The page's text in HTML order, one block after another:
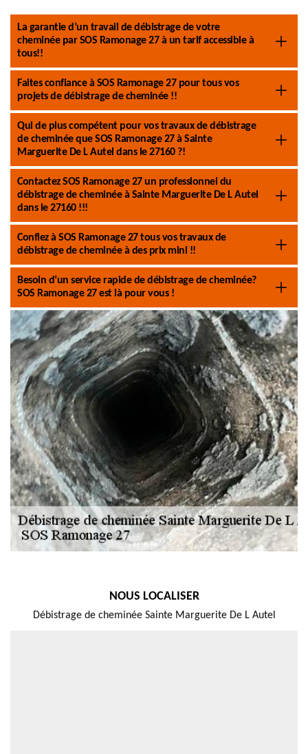
La garantie d’un travail de débistrage de votre
cheminée par SOS Ramonage 27 à un tarif accessible à
tous!!
Faites confiance à SOS Ramonage 27 pour tous vos
projets de débistrage de cheminée !!
Qui de plus compétent pour vos travaux de débistrage
de cheminée que SOS Ramonage 27 à Sainte
Marguerite De L Autel dans le 27160 ?!
Contactez SOS Ramonage 27 un professionnel du
débistrage de cheminée à Sainte Marguerite De L Autel
dans le 27160 !!!
Confiez à SOS Ramonage 27 tous vos travaux de
débistrage de cheminée à des prix mini !!
Besoin d’un service rapide de débistrage de cheminée?
SOS Ramonage 27 est là pour vous !
NOUS LOCALISER
Débistrage de cheminée Sainte Marguerite De L Autel